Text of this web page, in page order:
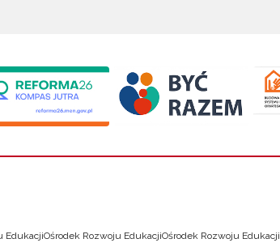
EdukacjiOśrodek Rozwoju EdukacjiOśrodek Rozwoju Edukacji